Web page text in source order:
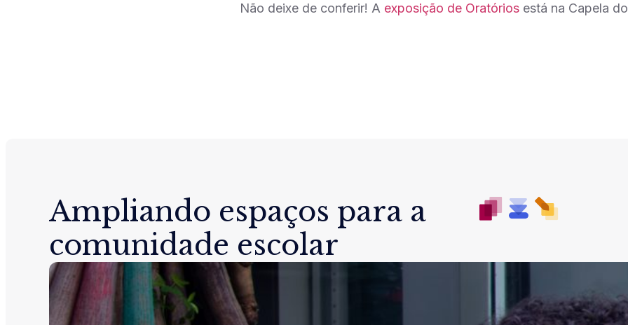
Não deixe de conferir! A exposição de Oratórios está na Capela
Ampliando espaços para a
comunidade escolar